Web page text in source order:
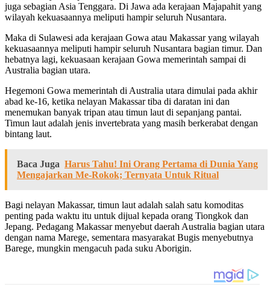
juga sebagian Asia Tenggara. Di Jawa ada kerajaan Majapahit yang
wilayah kekuasaannya meliputi hampir seluruh Nusantara.
Maka di Sulawesi ada kerajaan Gowa atau Makassar yang wilayah
kekuasaannya meliputi hampir seluruh Nusantara bagian timur. Dan
hebatnya lagi, kekuasaan kerajaan Gowa memerintah sampai di
Australia bagian utara.
Hegemoni Gowa memerintah di Australia utara dimulai pada akhir
abad ke-16, ketika nelayan Makassar tiba di daratan ini dan
menemukan banyak tripan atau timun laut di sepanjang pantai.
Timun laut adalah jenis invertebrata yang masih berkerabat dengan
bintang laut.
Baca Juga Harus Tahu! Ini Orang Pertama di Dunia Yang
Mengajarkan Me-Rokok; Ternyata Untuk Ritual
Bagi nelayan Makassar, timun laut adalah salah satu komoditas
penting pada waktu itu untuk dijual kepada orang Tiongkok dan
Jepang. Pedagang Makassar menyebut daerah Australia bagian utara
dengan nama Marege, sementara masyarakat Bugis menyebutnya
Barege, mungkin mengacuh pada suku Aborigin.